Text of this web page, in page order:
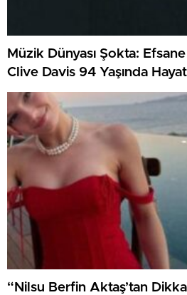
Müzik Dünyası Şokta: Efsane
Clive Davis 94 Yaşında
“Nilsu Berfin Aktaş’tan